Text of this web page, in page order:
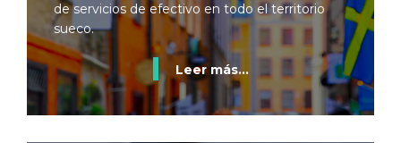
de servicios de efectivo en todo el territorio
sueco.
Leer más...